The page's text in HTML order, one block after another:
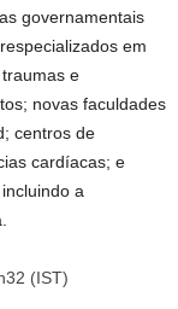
governamentais
em
e
novas faculdades
centros de
cardíacas; e
a
(IST)